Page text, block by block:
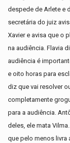
despede de Arlete e
secretária do juiz
Xavier e avisa que o
na audiência. Flavia
audiência é
e oito horas para
diz que vai resolver
completamente
para a audiência.
deles, ele mata
que pelo menos livra